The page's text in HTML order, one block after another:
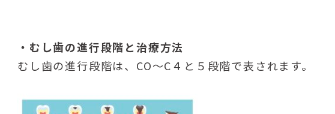
・ むし歯の進行段階と治療方法
むし歯の進行段階は、CO～C４と５段階で表されます。